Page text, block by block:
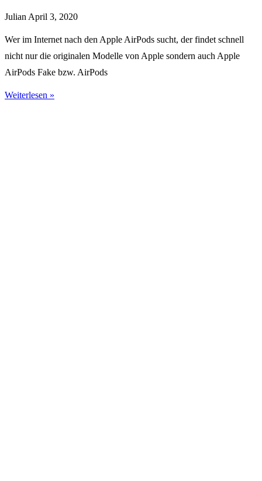
Julian April 3, 2020
Wer im Internet nach den Apple AirPods sucht, der findet schnell
nicht nur die originalen Modelle von Apple sondern auch Apple
AirPods Fake bzw. AirPods
Weiterlesen »